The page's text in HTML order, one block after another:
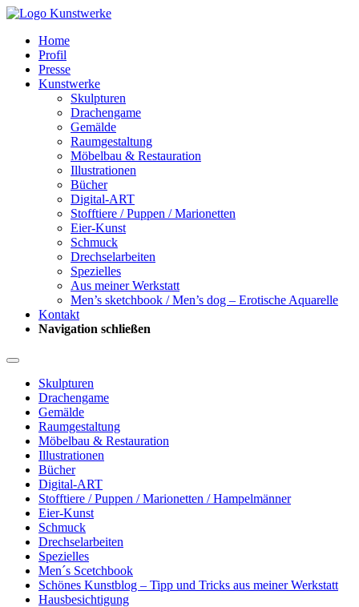
Home
Profil
Presse
Kunstwerke
Skulpturen
Drachengame
Gemälde
Raumgestaltung
Möbelbau & Restauration
Illustrationen
Bücher
Digital-ART
Stofftiere / Puppen / Marionetten
Eier-Kunst
Schmuck
Drechselarbeiten
Spezielles
Aus meiner Werkstatt
Men’s sketchbook / Men’s dog – Erotische Aquarelle
Kontakt
Navigation schließen
Skulpturen
Drachengame
Gemälde
Raumgestaltung
Möbelbau & Restauration
Illustrationen
Bücher
Digital-ART
Stofftiere / Puppen / Marionetten / Hampelmänner
Eier-Kunst
Schmuck
Drechselarbeiten
Spezielles
Men´s Scetchbook
Schönes Kunstblog – Tipp und Tricks aus meiner Werkstatt
Hausbesichtigung